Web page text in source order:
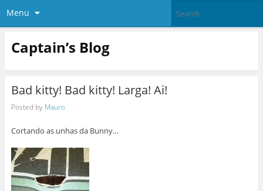
Menu
Captain’s Blog
Bad kitty! Bad kitty! Larga! Ai!
Posted by Mauro
Cortando as unhas da Bunny…